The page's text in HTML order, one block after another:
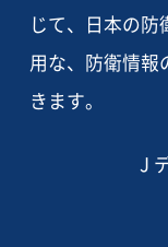
じて、日本の
用な、防衛情報
きます。
J